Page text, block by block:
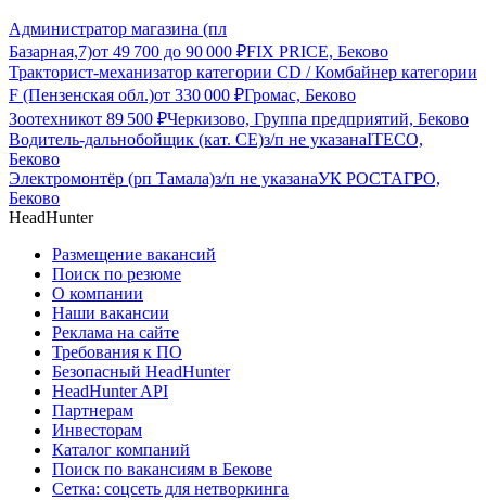
Администратор магазина (пл
Базарная,7)от 49 700 до 90 000 ₽FIX PRICE, Беково
Тракторист-механизатор категории CD / Комбайнер категории
F (Пензенская обл.)от 330 000 ₽Громас, Беково
Зоотехникот 89 500 ₽Черкизово, Группа предприятий, Беково
Водитель-дальнобойщик (кат. CE)з/п не указанаITECO,
Беково
Электромонтёр (рп Тамала)з/п не указанаУК РОСТАГРО,
Беково
HeadHunter
Размещение вакансий
Поиск по резюме
О компании
Наши вакансии
Реклама на сайте
Требования к ПО
Безопасный HeadHunter
HeadHunter API
Партнерам
Инвесторам
Каталог компаний
Поиск по вакансиям в Бекове
Сетка: соцсеть для нетворкинга